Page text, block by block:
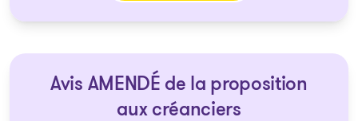
Avis AMENDÉ de la proposition
aux créanciers